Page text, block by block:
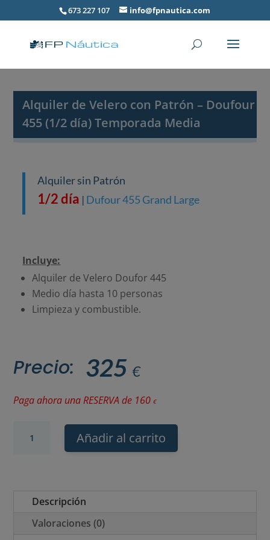
673 227 107 info@fpnautica.com
Alquiler de Velero con Patrón – Doufour
455 (1/2 día) Temporada Media
Alquiler sin Patrón
1/2 día | Dufour 455 Grand Large
Incluye:
Alquiler de Velero Doufor 445
Medio día hasta 10 personas
Limpieza y combustible.
Precio: 325€
Paga ahora una RESERVA de 160€
Patrón
Añadir al carrito
Descripción
Valoraciones (0)